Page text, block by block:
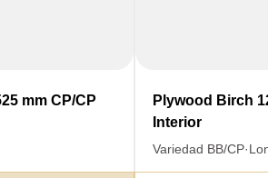
mm CP/CP
Plywood Birch
Interior
Variedad BB/CP·
datos personales
.